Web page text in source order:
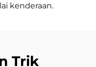
kenderaan.
Trik